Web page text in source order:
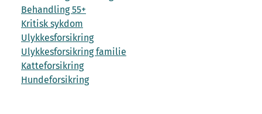
Behandling 55+
Kritisk sykdom
Ulykkesforsikring
Ulykkesforsikring familie
Katteforsikring
Hundeforsikring